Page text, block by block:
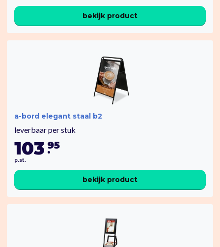
bekijk product
a-bord elegant staal b2
leverbaar per stuk
103 .
95
p.st.
bekijk product